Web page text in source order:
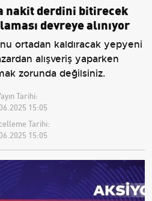
nakit derdini bitirecek
devreye alınıyor
ortadan kaldıracak yepyeni
alışveriş yaparken
zorunda değilsiniz.
Tarihi:
15:05
Tarihi:
15:05